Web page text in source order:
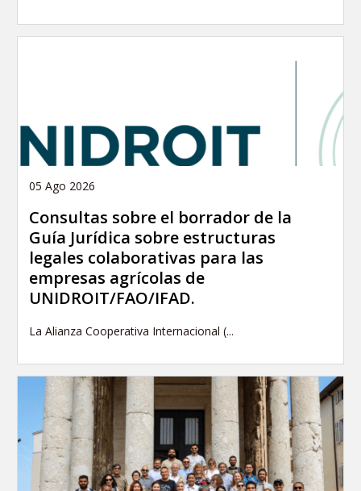
05 Ago 2026
Consultas sobre el borrador de la
Guía Jurídica sobre estructuras
legales colaborativas para las
empresas agrícolas de
UNIDROIT/FAO/IFAD.
La Alianza Cooperativa Internacional (...